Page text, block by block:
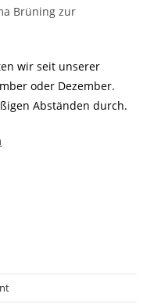
Brüning zur
wir seit unserer
oder Dezember.
Abständen durch.